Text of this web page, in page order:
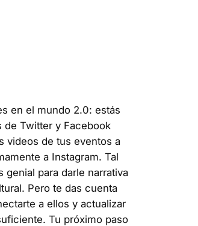
en el mundo 2.0: estás
Twitter y Facebook
videos de tus eventos a
a Instagram. Tal
para darle narrativa
Pero te das cuenta
a ellos y actualizar
Tu próximo paso